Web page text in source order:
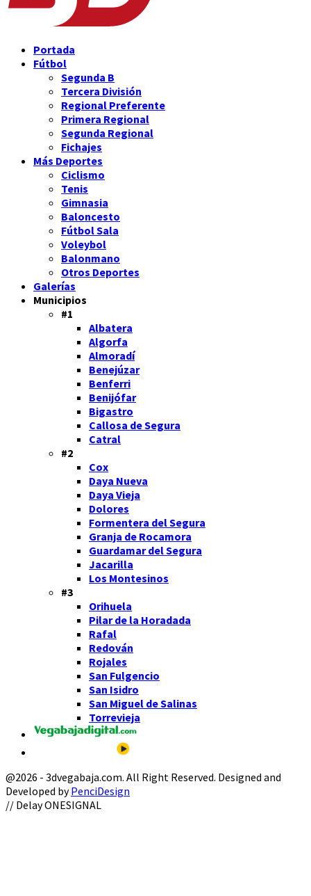
Portada
Fútbol
Segunda B
Tercera División
Regional Preferente
Primera Regional
Segunda Regional
Fichajes
Más Deportes
Ciclismo
Tenis
Gimnasia
Baloncesto
Fútbol Sala
Voleybol
Balonmano
Otros Deportes
Galerías
Municipios
#1
Albatera
Algorfa
Almoradí
Benejúzar
Benferri
Benijófar
Bigastro
Callosa de Segura
Catral
#2
Cox
Daya Nueva
Daya Vieja
Dolores
Formentera del Segura
Granja de Rocamora
Guardamar del Segura
Jacarilla
Los Montesinos
#3
Orihuela
Pilar de la Horadada
Rafal
Redován
Rojales
San Fulgencio
San Isidro
San Miguel de Salinas
Torrevieja
@2026 - 3dvegabaja.com. All Right Reserved. Designed and
Developed byPenciDesign
Facebook
Twitter
Instagram
Youtube
Email
// Delay ONESIGNAL